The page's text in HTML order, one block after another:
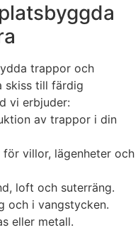
trappor och
skiss till färdig
vi erbjuder:
av trappor i din
villor, lägenheter och
loft och suterräng.
och i vangstycken.
eller metall.